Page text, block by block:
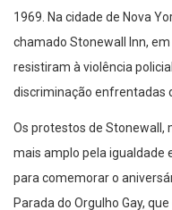
1969. Na cidade de Nova
chamado Stonewall Inn,
resistiram à violência
discriminação enfrentadas
Os protestos de Stonewall,
mais amplo pela igualdade
para comemorar o
Parada do Orgulho Gay,